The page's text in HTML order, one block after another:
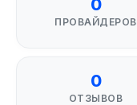
0
ПРОВАЙДЕРОВ
0
ОТЗЫВОВ